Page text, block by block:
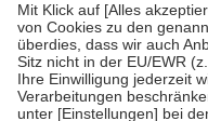
fallenkeine Zuzahlungenan
• Kindern und
mit Ausnahme der
• Untersuchungen zur
GKV getragen werden